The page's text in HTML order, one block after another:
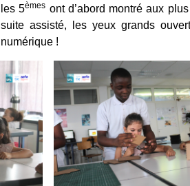
5èmes ont d’abord montré aux
assisté, les yeux grands
!